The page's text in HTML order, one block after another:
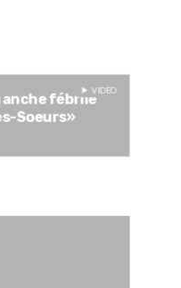
VIDEO
fébrile
Soeurs»